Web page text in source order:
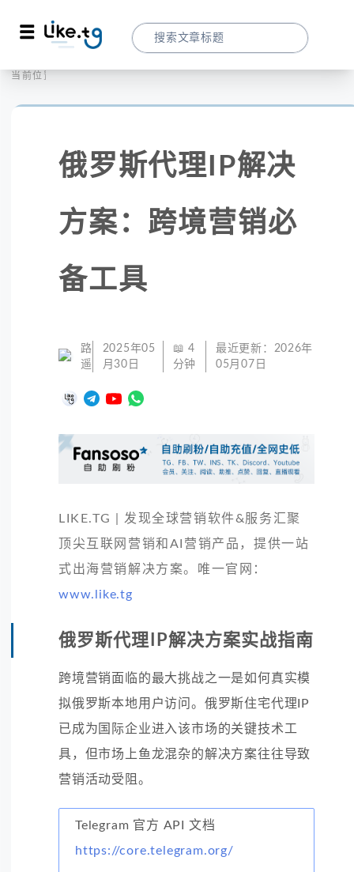
当前位置：
俄罗斯代理IP解决
方案：跨境营销必
备工具
路
遥
2025年05
月30日
📖 4
分钟
最近更新： 2026年
05月07日
LIKE.TG | 发现全球营销软件&服务汇聚
顶尖互联网营销和AI营销产品，提供一站
式出海营销解决方案。唯一官网：
www.like.tg
俄罗斯代理IP解决方案实战指南
跨境营销面临的最大挑战之一是如何真实模
拟俄罗斯本地用户访问。俄罗斯住宅代理IP
已成为国际企业进入该市场的关键技术工
具，但市场上鱼龙混杂的解决方案往往导致
营销活动受阻。
Telegram 官方 API 文档
https://core.telegram.org/